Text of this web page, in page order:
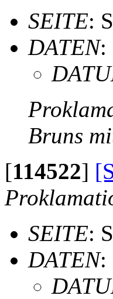
SEITE:
DATEN:
Bruns
[114522]
SEITE:
DATEN: